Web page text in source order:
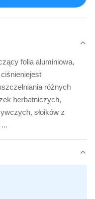
folia aluminiowa,
różnych
herbatniczych,
słoików z